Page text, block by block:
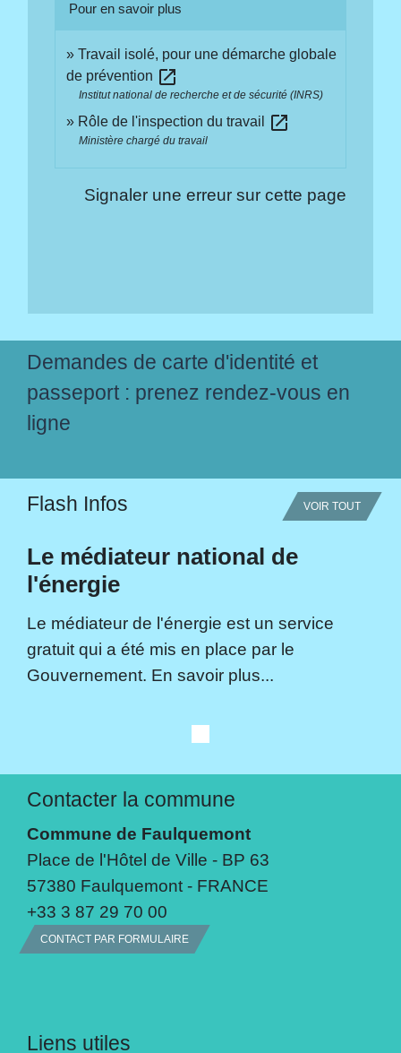
Pour en savoir plus
Travail isolé, pour une démarche globale
de prévention open_in_new
Institut national de recherche et de sécurité (INRS)
Rôle de l'inspection du travail open_in_new
Ministère chargé du travail
Signaler une erreur sur cette page
Demandes de carte d'identité et
passeport : prenez rendez-vous en
ligne
Flash Infos VOIR TOUT
Le médiateur national de
l'énergie
Le médiateur de l'énergie est un service
gratuit qui a été mis en place par le
Gouvernement. En savoir plus...
Contacter la commune
Commune de Faulquemont
Place de l'Hôtel de Ville - BP 63
57380 Faulquemont - FRANCE
+33 3 87 29 70 00
CONTACT PAR FORMULAIRE
Liens utiles